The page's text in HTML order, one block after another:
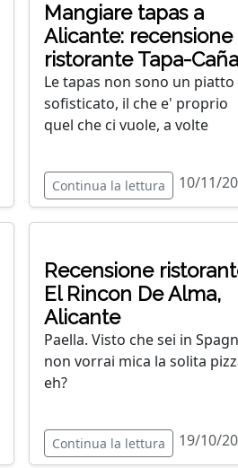
Mangiare tapas a
Alicante: recensione
ristorante Tapa-Caña
Le tapas non sono un piatto
sofisticato, il che e' proprio
quel che ci vuole, a volte
Continua la lettura 10/11/
Recensione
El Rincon De Alma,
Alicante
Paella. Visto che sei in
non vorrai mica la solita
eh?
Continua la lettura 19/10/